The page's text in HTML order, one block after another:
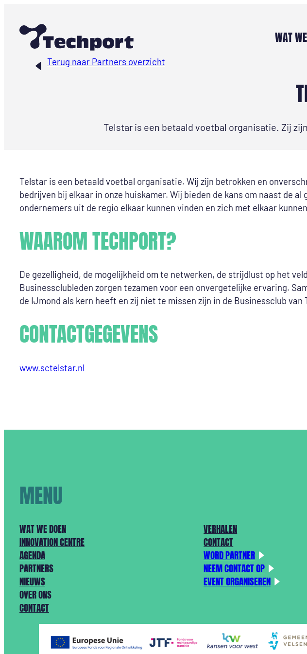
WAT
Terug naar Partners overzicht
Telstar is een betaald voetbal organisatie. Zij
Telstar is een betaald voetbal organisatie. Wij zijn betrokken en
bedrijven bij elkaar in onze huiskamer. Wij bieden de kans om naast de
ondernemers uit de regio elkaar kunnen vinden en zich met elkaar
WAAROM TECHPORT?
De gezelligheid, de mogelijkheid om te netwerken, de strijdlust op het
Businessclubleden zorgen tezamen voor een onvergetelijke ervaring.
de IJmond als kern heeft en zij niet te missen zijn in de Businessclub van
CONTACTGEGEVENS
www.sctelstar.nl
MENU
WAT WE DOEN
INNOVATION CENTRE
AGENDA
PARTNERS
NIEUWS
OVER ONS
CONTACT
VERHALEN
CONTACT
WORD PARTNER
NEEM CONTACT OP
EVENT ORGANISEREN